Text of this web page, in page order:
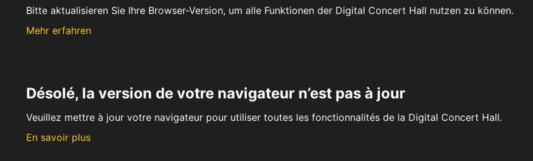
Bitte aktualisieren Sie Ihre Browser-Version, um alle Funktionen der Digital Concert Hall nutzen zu können.
Mehr erfahren
Désolé, la version de votre navigateur n’est pas à jour
Veuillez mettre à jour votre navigateur pour utiliser toutes les fonctionnalités de la Digital Concert Hall.
En savoir plus